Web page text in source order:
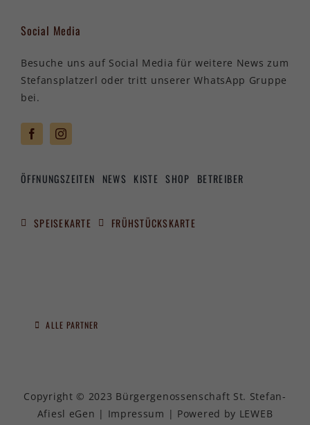
Social Media
Besuche uns auf Social Media für weitere News zum
Stefansplatzerl oder tritt unserer WhatsApp Gruppe
bei.
ÖFFNUNGSZEITEN NEWS KISTE SHOP BETREIBER
SPEISEKARTE FRÜHSTÜCKSKARTE
ALLE PARTNER
Copyright © 2023 Bürgergenossenschaft St. Stefan-
Afiesl eGen | Impressum | Powered by LEWEB